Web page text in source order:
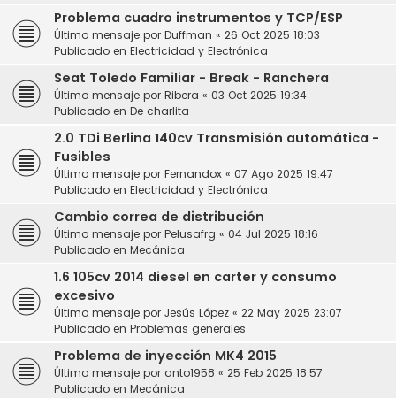
Problema cuadro instrumentos y TCP/ESP
Último mensaje por Duffman « 26 Oct 2025 18:03
Publicado en Electricidad y Electrónica
Seat Toledo Familiar - Break - Ranchera
Último mensaje por Ribera « 03 Oct 2025 19:34
Publicado en De charlita
2.0 TDi Berlina 140cv Transmisión automática -
Fusibles
Último mensaje por Fernandox « 07 Ago 2025 19:47
Publicado en Electricidad y Electrónica
Cambio correa de distribución
Último mensaje por Pelusafrg « 04 Jul 2025 18:16
Publicado en Mecánica
1.6 105cv 2014 diesel en carter y consumo
excesivo
Último mensaje por Jesús López « 22 May 2025 23:07
Publicado en Problemas generales
Problema de inyección MK4 2015
Último mensaje por anto1958 « 25 Feb 2025 18:57
Publicado en Mecánica